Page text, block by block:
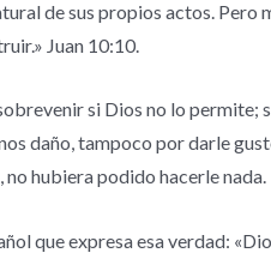
de sus propios actos. Pero
Juan 10:10.
si Dios no lo permite;
daño, tampoco por darle
hubiera podido hacerle nada.
que expresa esa verdad: